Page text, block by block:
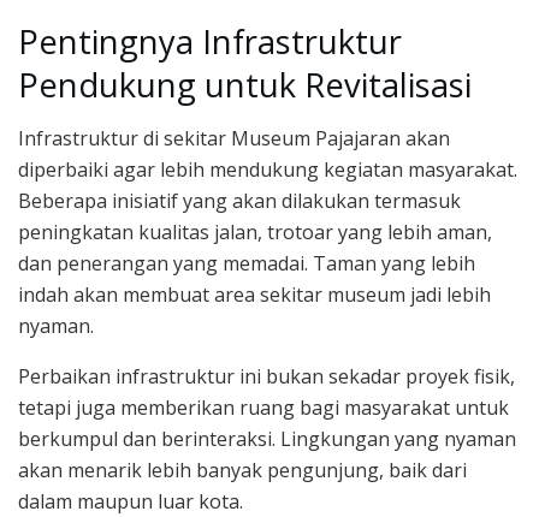
Pentingnya Infrastruktur
Pendukung untuk Revitalisasi
Infrastruktur di sekitar Museum Pajajaran akan
diperbaiki agar lebih mendukung kegiatan masyarakat.
Beberapa inisiatif yang akan dilakukan termasuk
peningkatan kualitas jalan, trotoar yang lebih aman,
dan penerangan yang memadai. Taman yang lebih
indah akan membuat area sekitar museum jadi lebih
nyaman.
Perbaikan infrastruktur ini bukan sekadar proyek fisik,
tetapi juga memberikan ruang bagi masyarakat untuk
berkumpul dan berinteraksi. Lingkungan yang nyaman
akan menarik lebih banyak pengunjung, baik dari
dalam maupun luar kota.